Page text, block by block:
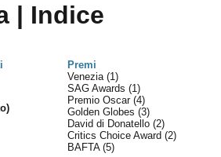
| Indice
Premi
Venezia (1)
SAG Awards (1)
Premio Oscar (4)
Golden Globes (3)
David di Donatello (2)
Critics Choice Award (2)
BAFTA (5)